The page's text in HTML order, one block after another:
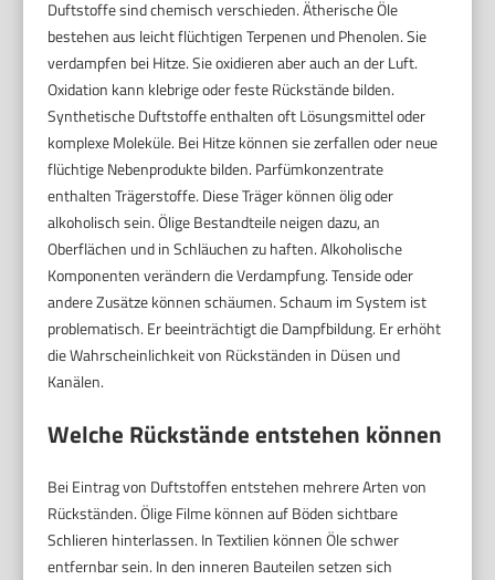
Duftstoffe sind chemisch verschieden. Ätherische Öle
bestehen aus leicht flüchtigen Terpenen und Phenolen. Sie
verdampfen bei Hitze. Sie oxidieren aber auch an der Luft.
Oxidation kann klebrige oder feste Rückstände bilden.
Synthetische Duftstoffe enthalten oft Lösungsmittel oder
komplexe Moleküle. Bei Hitze können sie zerfallen oder neue
flüchtige Nebenprodukte bilden. Parfümkonzentrate
enthalten Trägerstoffe. Diese Träger können ölig oder
alkoholisch sein. Ölige Bestandteile neigen dazu, an
Oberflächen und in Schläuchen zu haften. Alkoholische
Komponenten verändern die Verdampfung. Tenside oder
andere Zusätze können schäumen. Schaum im System ist
problematisch. Er beeinträchtigt die Dampfbildung. Er erhöht
die Wahrscheinlichkeit von Rückständen in Düsen und
Kanälen.
Welche Rückstände entstehen können
Bei Eintrag von Duftstoffen entstehen mehrere Arten von
Rückständen. Ölige Filme können auf Böden sichtbare
Schlieren hinterlassen. In Textilien können Öle schwer
entfernbar sein. In den inneren Bauteilen setzen sich